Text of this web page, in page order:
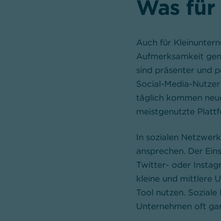
Was
Auch für
Aufmerksamkeit
sind präsenter und
Social-Media-
täglich kommen
meistgenutzte
In sozialen
ansprechen. Der
Twitter- oder
kleine und mittlere
Tool nutzen.
Unternehmen oft